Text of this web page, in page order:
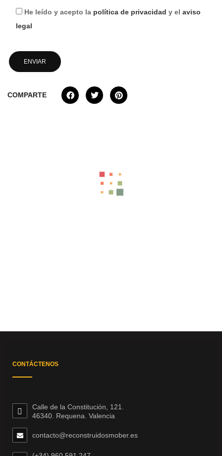
He leído y acepto la política de privacidad y el aviso
legal
COMPARTE
CONTÁCTENOS
Calle de la Constitución, 121.
46340. Requena. Valencia
contacto@reconstruidosmober.es